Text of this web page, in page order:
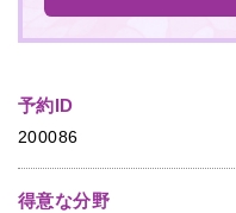
予約ID
200086
得意な分野